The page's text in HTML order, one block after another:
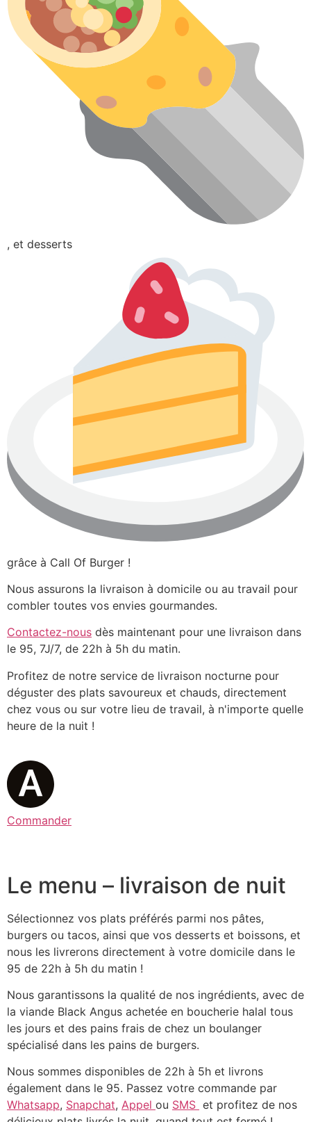
, et desserts
grâce à Call Of Burger !
Nous assurons la livraison à domicile ou au travail pour
combler toutes vos envies gourmandes.
Contactez-nous dès maintenant pour une livraison dans
le 95, 7J/7, de 22h à 5h du matin.
Profitez de notre service de livraison nocturne pour
déguster des plats savoureux et chauds, directement
chez vous ou sur votre lieu de travail, à n'importe quelle
heure de la nuit !
Commander
Le menu – livraison de nuit
Sélectionnez vos plats préférés parmi nos pâtes,
burgers ou tacos, ainsi que vos desserts et boissons, et
nous les livrerons directement à votre domicile dans le
95 de 22h à 5h du matin !
Nous garantissons la qualité de nos ingrédients, avec de
la viande Black Angus achetée en boucherie halal tous
les jours et des pains frais de chez un boulanger
spécialisé dans les pains de burgers.
Nous sommes disponibles de 22h à 5h et livrons
également dans le 95. Passez votre commande par
Whatsapp, Snapchat, Appel ou SMS et profitez de nos